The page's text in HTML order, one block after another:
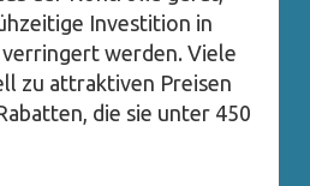
Investition in
werden. Viele
zu attraktiven Preisen
die sie unter 450